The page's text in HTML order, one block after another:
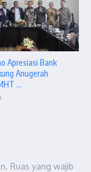
Apresiasi Bank
Anugerah
...
Ruas yang wajib